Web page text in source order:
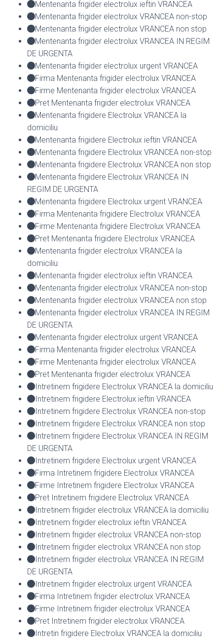
Mentenanta frigider electrolux ieftin VRANCEA
Mentenanta frigider electrolux VRANCEA non-stop
Mentenanta frigider electrolux VRANCEA non stop
Mentenanta frigider electrolux VRANCEA IN REGIM
DE URGENTA
Mentenanta frigider electrolux urgent VRANCEA
Firma Mentenanta frigider electrolux VRANCEA
Firme Mentenanta frigider electrolux VRANCEA
Pret Mentenanta frigider electrolux VRANCEA
Mentenanta frigidere Electrolux VRANCEA la
domiciliu
Mentenanta frigidere Electrolux ieftin VRANCEA
Mentenanta frigidere Electrolux VRANCEA non-stop
Mentenanta frigidere Electrolux VRANCEA non stop
Mentenanta frigidere Electrolux VRANCEA IN
REGIM DE URGENTA
Mentenanta frigidere Electrolux urgent VRANCEA
Firma Mentenanta frigidere Electrolux VRANCEA
Firme Mentenanta frigidere Electrolux VRANCEA
Pret Mentenanta frigidere Electrolux VRANCEA
Mentenanta frigider electrolux VRANCEA la
domiciliu
Mentenanta frigider electrolux ieftin VRANCEA
Mentenanta frigider electrolux VRANCEA non-stop
Mentenanta frigider electrolux VRANCEA non stop
Mentenanta frigider electrolux VRANCEA IN REGIM
DE URGENTA
Mentenanta frigider electrolux urgent VRANCEA
Firma Mentenanta frigider electrolux VRANCEA
Firme Mentenanta frigider electrolux VRANCEA
Pret Mentenanta frigider electrolux VRANCEA
Intretinem frigidere Electrolux VRANCEA la domiciliu
Intretinem frigidere Electrolux ieftin VRANCEA
Intretinem frigidere Electrolux VRANCEA non-stop
Intretinem frigidere Electrolux VRANCEA non stop
Intretinem frigidere Electrolux VRANCEA IN REGIM
DE URGENTA
Intretinem frigidere Electrolux urgent VRANCEA
Firma Intretinem frigidere Electrolux VRANCEA
Firme Intretinem frigidere Electrolux VRANCEA
Pret Intretinem frigidere Electrolux VRANCEA
Intretinem frigider electrolux VRANCEA la domiciliu
Intretinem frigider electrolux ieftin VRANCEA
Intretinem frigider electrolux VRANCEA non-stop
Intretinem frigider electrolux VRANCEA non stop
Intretinem frigider electrolux VRANCEA IN REGIM
DE URGENTA
Intretinem frigider electrolux urgent VRANCEA
Firma Intretinem frigider electrolux VRANCEA
Firme Intretinem frigider electrolux VRANCEA
Pret Intretinem frigider electrolux VRANCEA
Intretin frigidere Electrolux VRANCEA la domiciliu